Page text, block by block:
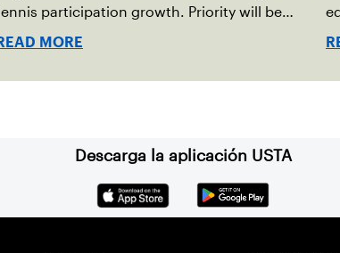
participation growth. Priority will be
to grant proposals which target youth
MORE
Descarga la aplicación USTA